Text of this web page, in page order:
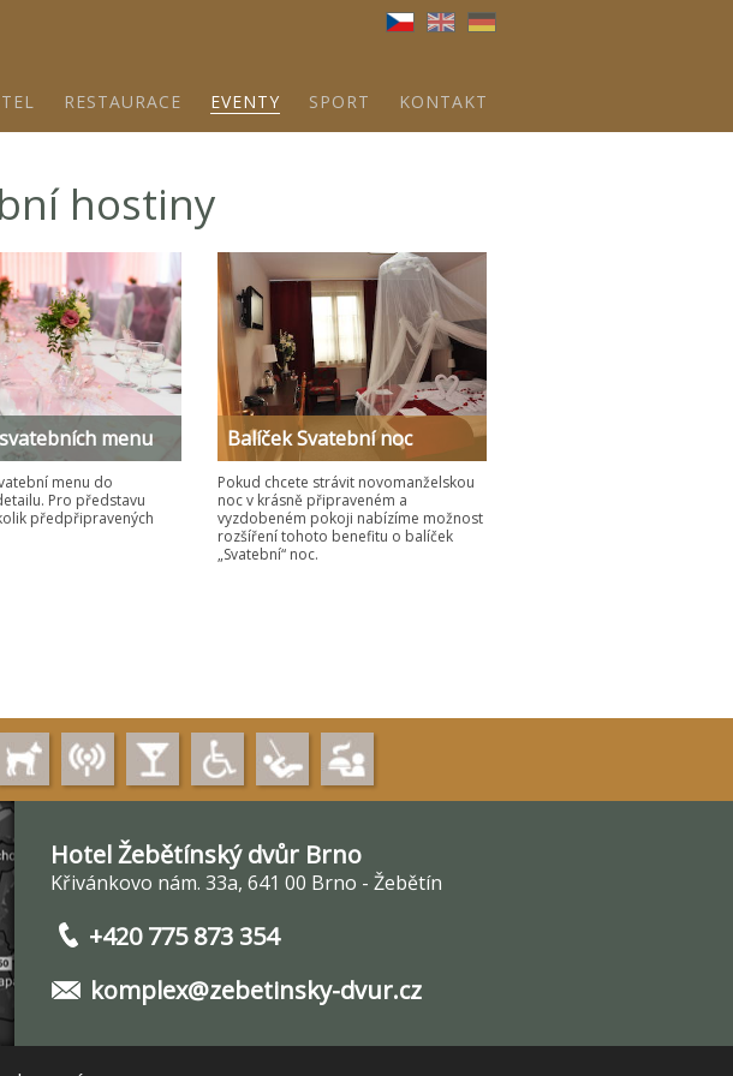
hostiny
menu
menu do
Pro představu
předpřipravených
Balíček Svatební noc
Pokud chcete strávit novomanželskou
noc v krásně připraveném a
vyzdobeném pokoji nabízíme možnost
rozšíření tohoto benefitu o balíček
„Svatební“ noc.
Hotel Žebětínský dvůr Brno
Křivánkovo nám. 33a, 641 00 Brno - Žebětín
+420 775 873 354
komplex@zebetinsky-dvur.cz
RESTAURACE EVENTY SPORT KONTAKT